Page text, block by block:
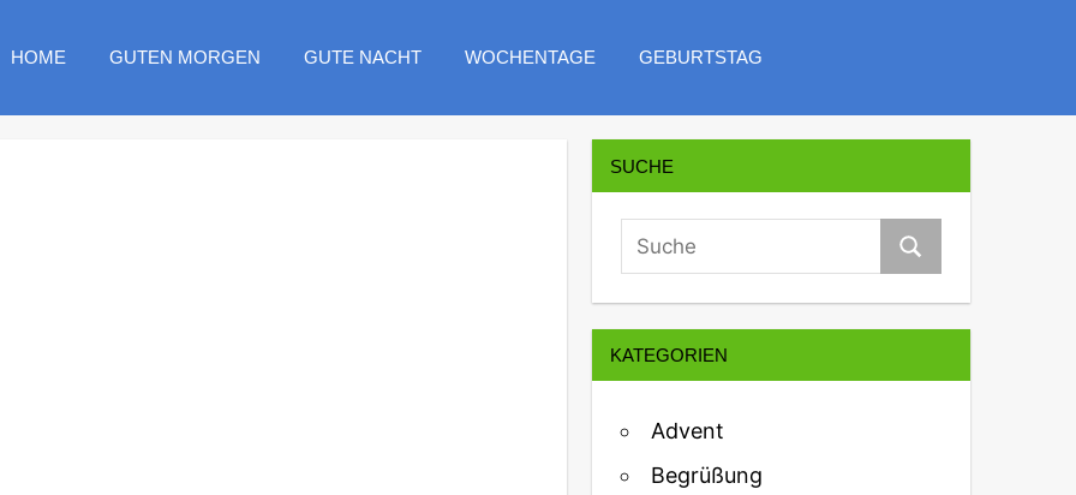
HOME GUTEN MORGEN GUTE NACHT WOCHENTAGE GEBURTSTAG
SUCHE
KATEGORIEN
Advent
Begrüßung